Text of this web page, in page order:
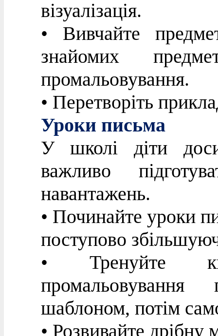
візуалізація.
• Вивчайте
знайомих
промальовування.
• Перетворіть
Уроки письма
У школі діти
важливо
навантажень.
• Починайте уроки
поступово
• Тренуйте
шаблоном, потім
• Розвивайте дрібну